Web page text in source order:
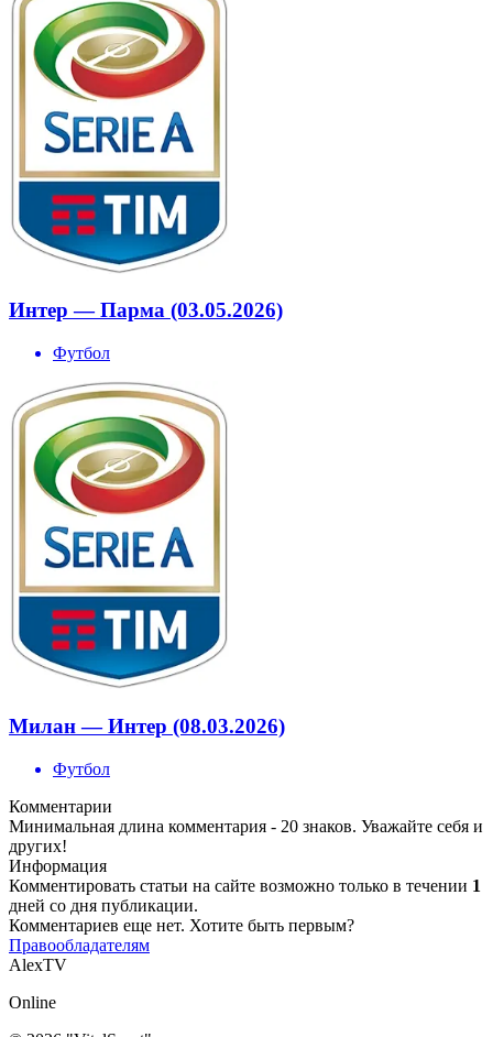
Интер — Парма (03.05.2026)
Футбол
Милан — Интер (08.03.2026)
Футбол
Комментарии
Минимальная длина комментария - 20 знаков. Уважайте себя и
других!
Информация
Комментировать статьи на сайте возможно только в течении 1
дней со дня публикации.
Комментариев еще нет. Хотите быть первым?
Правообладателям
AlexTV
Online